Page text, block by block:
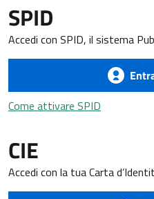
SPID
Accedi con SPID, il sistema
Come attivare SPID
CIE
Accedi con la tua Carta